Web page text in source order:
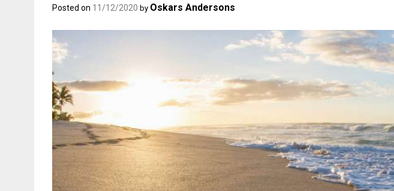
Posted on 11/12/2020 by Oskars Andersons